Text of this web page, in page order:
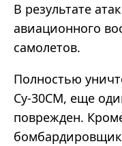
В результате
авиационного
самолетов.
Полностью
Су-30СМ, еще
поврежден.